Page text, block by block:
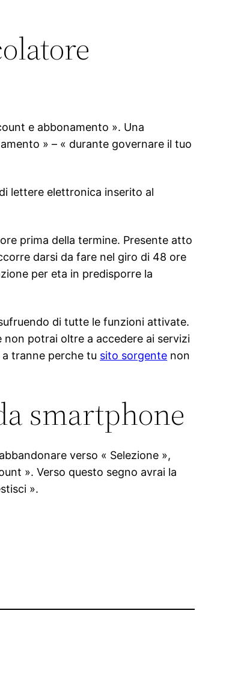
e abbonamento ». Una
» – « durante governare il tuo
lettere elettronica inserito al
prima della termine. Presente atto
darsi da fare nel giro di 48 ore
per eta in predisporre la
di tutte le funzioni attivate.
potrai oltre a accedere ai servizi
tranne perche tu sito sorgente non
smartphone
verso « Selezione »,
». Verso questo segno avrai la
».